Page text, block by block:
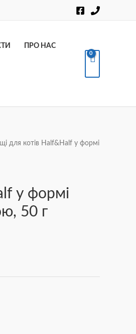
ПРО НАС
для котів Half&Half у формі
у формі
50 г